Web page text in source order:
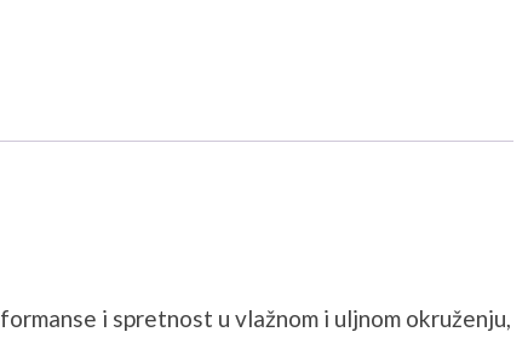
i spretnost u vlažnom i uljnom okruženju,